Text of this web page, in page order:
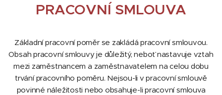
PRACOVNÍ SMLOUVA
Základní pracovní poměr se zakládá pracovní smlouvou.
Obsah pracovní smlouvy je důležitý, neboť nastavuje vztah
mezi zaměstnancem a zaměstnavatelem na celou dobu
trvání pracovního poměru. Nejsou-li v pracovní smlouvě
povinné náležitosti nebo obsahuje-li pracovní smlouva